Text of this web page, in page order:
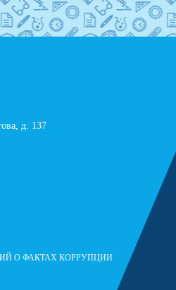
д. 137
О ФАКТАХ КОРРУПЦИИ